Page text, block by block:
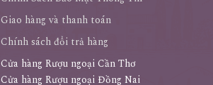
Giao hàng và thanh toán
Chính sách đổi trả hàng
Cửa hàng Rượu ngoại Cần Thơ
Cửa hàng Rượu ngoại Đồng Nai